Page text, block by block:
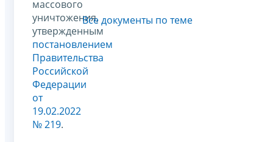
массового
уничтожения,
утвержденным
постановлением
Правительства
Российской
Федерации
от
19.02.2022
№ 219.
Все документы по теме